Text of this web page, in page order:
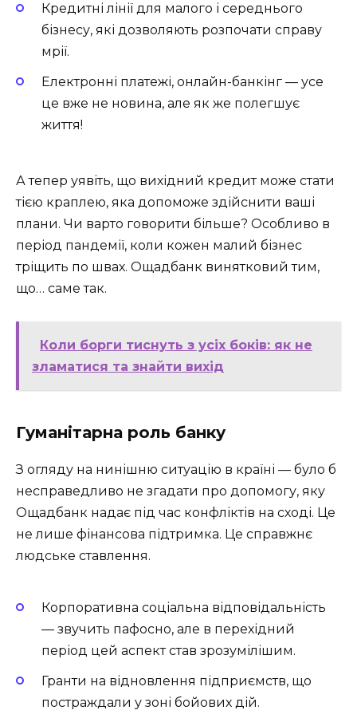
Кредитні лінії для малого і середнього
бізнесу, які дозволяють розпочати справу
мрії.
Електронні платежі, онлайн-банкінг — усе
це вже не новина, але як же полегшує
життя!
А тепер уявіть, що вихідний кредит може стати
тією краплею, яка допоможе здійснити ваші
плани. Чи варто говорити більше? Особливо в
період пандемії, коли кожен малий бізнес
тріщить по швах. Ощадбанк винятковий тим,
що… саме так.
Коли борги тиснуть з усіх боків: як не
зламатися та знайти вихід
Гуманітарна роль банку
З огляду на нинішню ситуацію в країні — було б
несправедливо не згадати про допомогу, яку
Ощадбанк надає під час конфліктів на сході. Це
не лише фінансова підтримка. Це справжнє
людське ставлення.
Корпоративна соціальна відповідальність
— звучить пафосно, але в перехідний
період цей аспект став зрозумілішим.
Гранти на відновлення підприємств, що
постраждали у зоні бойових дій.